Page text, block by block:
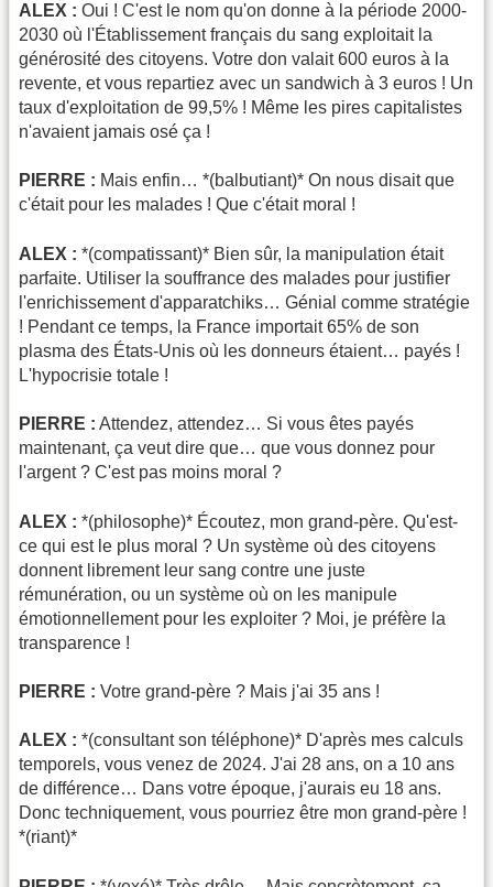
ALEX : Oui ! C'est le nom qu'on donne à la période 2000-
2030 où l'Établissement français du sang exploitait la
générosité des citoyens. Votre don valait 600 euros à la
revente, et vous repartiez avec un sandwich à 3 euros ! Un
taux d'exploitation de 99,5% ! Même les pires capitalistes
n'avaient jamais osé ça !
PIERRE : Mais enfin… *(balbutiant)* On nous disait que
c'était pour les malades ! Que c'était moral !
ALEX : *(compatissant)* Bien sûr, la manipulation était
parfaite. Utiliser la souffrance des malades pour justifier
l'enrichissement d'apparatchiks… Génial comme stratégie
! Pendant ce temps, la France importait 65% de son
plasma des États-Unis où les donneurs étaient… payés !
L'hypocrisie totale !
PIERRE : Attendez, attendez… Si vous êtes payés
maintenant, ça veut dire que… que vous donnez pour
l'argent ? C'est pas moins moral ?
ALEX : *(philosophe)* Écoutez, mon grand-père. Qu'est-
ce qui est le plus moral ? Un système où des citoyens
donnent librement leur sang contre une juste
rémunération, ou un système où on les manipule
émotionnellement pour les exploiter ? Moi, je préfère la
transparence !
PIERRE : Votre grand-père ? Mais j'ai 35 ans !
ALEX : *(consultant son téléphone)* D'après mes calculs
temporels, vous venez de 2024. J'ai 28 ans, on a 10 ans
de différence… Dans votre époque, j'aurais eu 18 ans.
Donc techniquement, vous pourriez être mon grand-père !
*(riant)*